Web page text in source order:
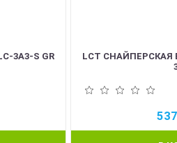
3A3-S GR
LCT СНАЙПЕРСКАЯ